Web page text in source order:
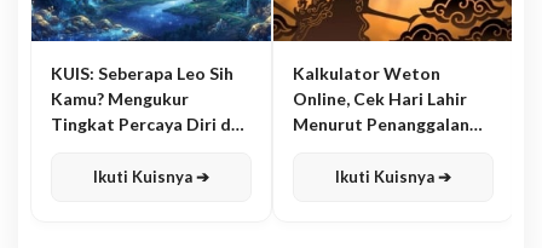
KUIS: Seberapa Leo Sih
Kamu? Mengukur
Tingkat Percaya Diri dan
Ikuti Kuisnya ➔
Kalkulator Weton
Online, Cek Hari Lahir
Menurut Penanggalan
Ikuti Kuisnya ➔